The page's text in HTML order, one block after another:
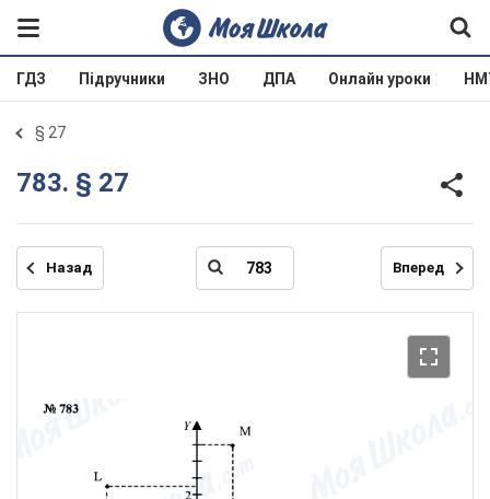
ГДЗ Підручники ЗНО ДПА Онлайн уроки
§ 27
783. § 27
Назад Вперед